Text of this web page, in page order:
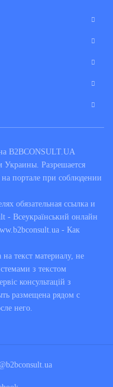
B2BCONSULT.UA
Украины. Разрешается
портале при соблюдении
обязательная ссылка и
- Всеукраїнський онлайн
- Как
текст материалу, не
з текстом
консультацій з
размещена рядом с
него.